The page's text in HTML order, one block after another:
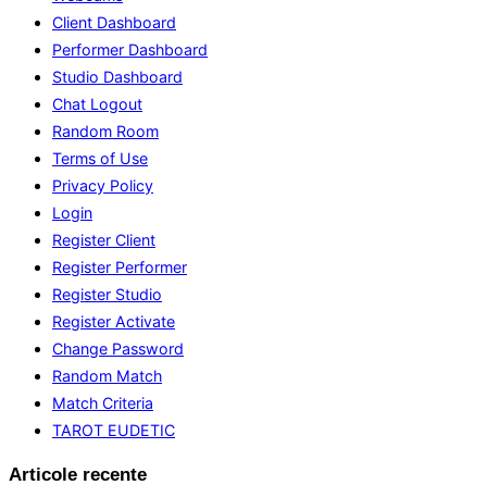
Client Dashboard
Performer Dashboard
Studio Dashboard
Chat Logout
Random Room
Terms of Use
Privacy Policy
Login
Register Client
Register Performer
Register Studio
Register Activate
Change Password
Random Match
Match Criteria
TAROT EUDETIC
Articole recente